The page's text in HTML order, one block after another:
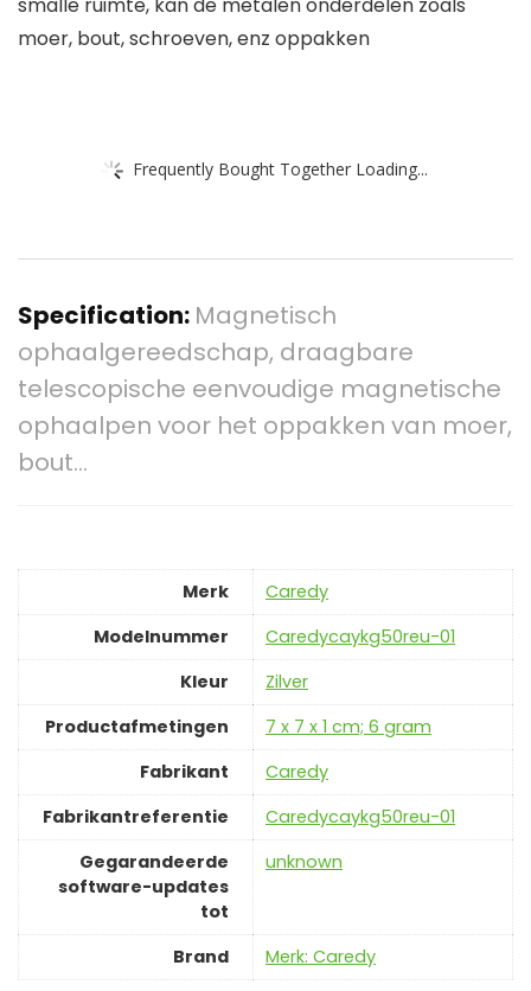
smalle ruimte, kan de metalen onderdelen zoals
moer, bout, schroeven, enz oppakken
Frequently Bought Together Loading...
Specification: Magnetisch
ophaalgereedschap, draagbare
telescopische eenvoudige magnetische
ophaalpen voor het oppakken van moer,
bout…
Merk
‎Caredy
Modelnummer
‎Caredycaykg50reu-01
Kleur
‎Zilver
Productafmetingen
‎7 x 7 x 1 cm; 6 gram
Fabrikant
‎Caredy
Fabrikantreferentie
‎Caredycaykg50reu-01
Gegarandeerde
software-updates
tot
‎unknown
Brand Merk: Caredy